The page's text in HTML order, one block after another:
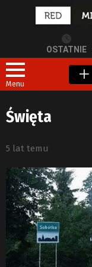
OSTATNIE
Menu
Święta
5 lat temu